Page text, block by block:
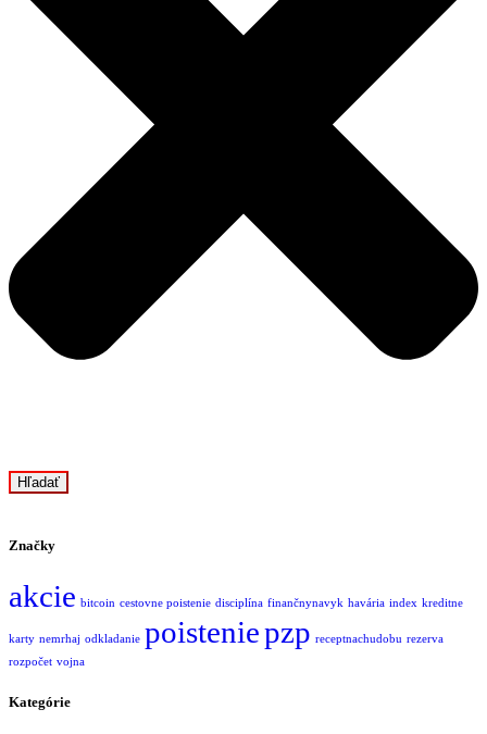
Hľadať
Značky
akcie bitcoin cestovne poistenie disciplína finančnynavyk havária index kreditne
karty nemrhaj odkladanie poisteniepzp receptnachudobu rezerva
rozpočet vojna
Kategórie